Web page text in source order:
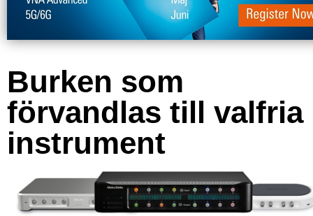
Burken som
förvandlas till valfria
instrument